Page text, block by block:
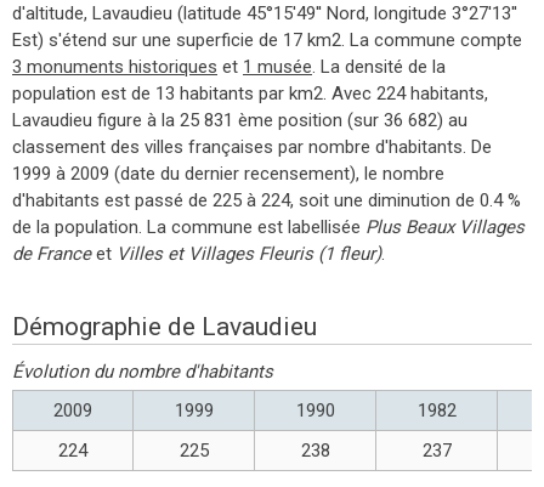
d'altitude, Lavaudieu (latitude 45°15'49'' Nord, longitude 3°27'13''
Est) s'étend sur une superficie de 17 km2. La commune compte
3 monuments historiques et 1 musée. La densité de la
population est de 13 habitants par km2. Avec 224 habitants,
Lavaudieu figure à la 25 831 ème position (sur 36 682) au
classement des villes françaises par nombre d'habitants. De
1999 à 2009 (date du dernier recensement), le nombre
d'habitants est passé de 225 à 224, soit une diminution de 0.4 %
de la population. La commune est labellisée Plus Beaux Villages
de Franceet Villes et Villages Fleuris (1 fleur).
Démographie de Lavaudieu
Évolution du nombre d'habitants
2009
1999 1990 1982
224
225 238 237